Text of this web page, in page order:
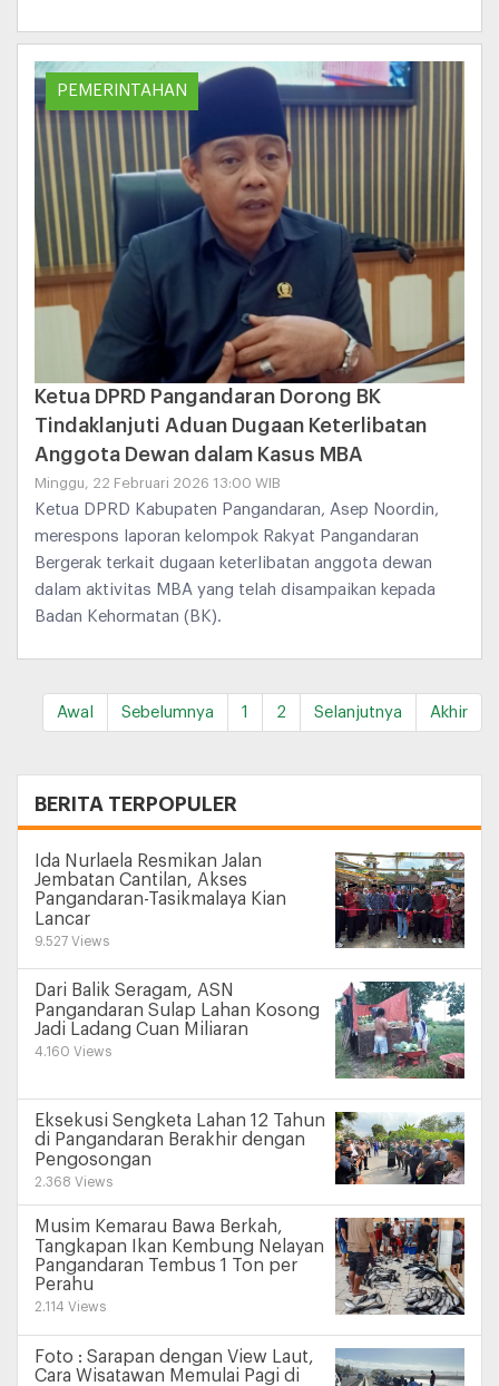
PEMERINTAHAN
Ketua DPRD Pangandaran Dorong BK
Tindaklanjuti Aduan Dugaan Keterlibatan
Anggota Dewan dalam Kasus MBA
Minggu, 22 Februari 2026 13:00 WIB
Ketua DPRD Kabupaten Pangandaran, Asep Noordin,
merespons laporan kelompok Rakyat Pangandaran
Bergerak terkait dugaan keterlibatan anggota dewan
dalam aktivitas MBA yang telah disampaikan kepada
Badan Kehormatan (BK).
Awal Sebelumnya 1 2 Selanjutnya Akhir
BERITA TERPOPULER
Ida Nurlaela Resmikan Jalan
Jembatan Cantilan, Akses
Pangandaran-Tasikmalaya Kian
Lancar
9.527 Views
Dari Balik Seragam, ASN
Pangandaran Sulap Lahan Kosong
Jadi Ladang Cuan Miliaran
4.160 Views
Eksekusi Sengketa Lahan 12 Tahun
di Pangandaran Berakhir dengan
Pengosongan
2.368 Views
Musim Kemarau Bawa Berkah,
Tangkapan Ikan Kembung Nelayan
Pangandaran Tembus 1 Ton per
Perahu
2.114 Views
Foto : Sarapan dengan View Laut,
Cara Wisatawan Memulai Pagi di